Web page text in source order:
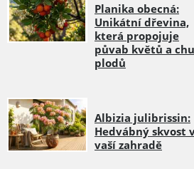
Planika obecná:
Unikátní dřevina,
která propojuje
půvab květů a
plodů
Albizia julibrissin:
Hedvábný skvost
vaší zahradě